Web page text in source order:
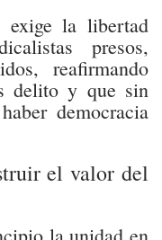
exige la libertad
presos,
reafirmando
delito y que sin
democracia
el valor del